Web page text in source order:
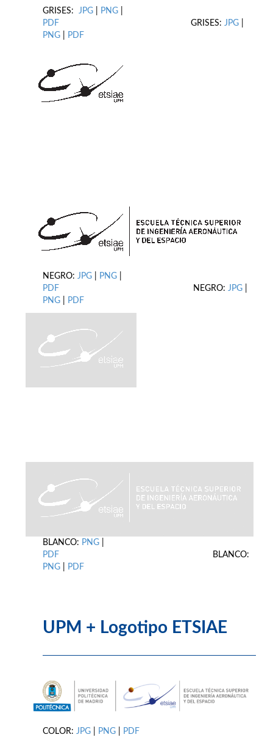
GRISES: JPG PNG
PDF GRISES: JPG
PNG
PDF
NEGRO: JPG PNG
PDF NEGRO: JPG
PNG
PDF
BLANCO: PNG
PDF BLANCO:
PNG
PDF
UPM + Logotipo ETSIAE
COLOR: JPG PNG PDF